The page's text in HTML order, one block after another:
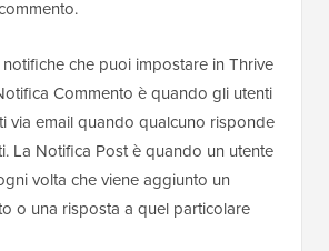
che puoi impostare in Thrive
Commento è quando gli utenti
via email quando qualcuno risponde
La Notifica Post è quando un utente
volta che viene aggiunto un
o una risposta a quel particolare